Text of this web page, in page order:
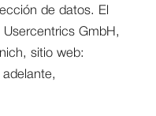
de datos. El
GmbH,
sitio web: